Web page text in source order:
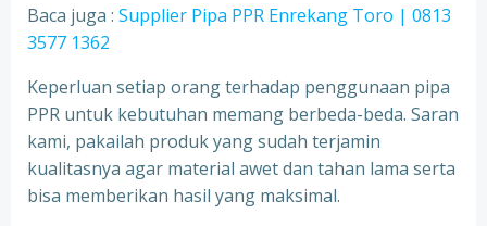
Baca juga : Supplier Pipa PPR Enrekang Toro | 0813
3577 1362
Keperluan setiap orang terhadap penggunaan pipa
PPR untuk kebutuhan memang berbeda-beda. Saran
kami, pakailah produk yang sudah terjamin
kualitasnya agar material awet dan tahan lama serta
bisa memberikan hasil yang maksimal.